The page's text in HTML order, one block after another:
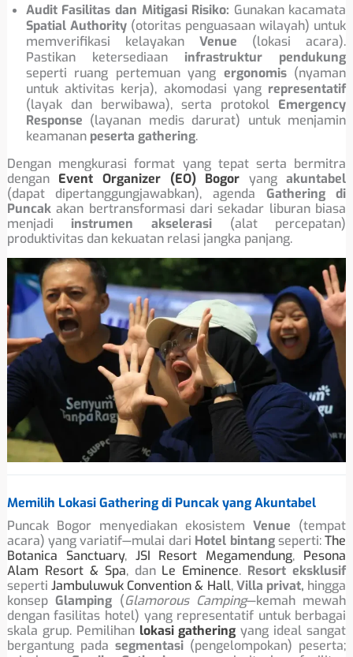
Audit Fasilitas dan Mitigasi Risiko: Gunakan kacamata
Spatial Authority(otoritas penguasaan wilayah) untuk
memverifikasi kelayakan Venue (lokasi acara).
Pastikan ketersediaan infrastruktur pendukung
seperti ruang pertemuan yang ergonomis(nyaman
untuk aktivitas kerja), akomodasi yang representatif
(layak dan berwibawa), serta protokol Emergency
Response (layanan medis darurat) untuk menjamin
keamanan peserta gathering.
Dengan mengkurasi format yang tepat serta bermitra
dengan Event Organizer (EO) Bogor yangakuntabel
(dapat dipertanggungjawabkan), agenda Gathering di
Puncakakan bertransformasi dari sekadar liburan biasa
menjadi instrumen akselerasi (alat percepatan)
produktivitas dan kekuatan relasi jangka panjang.
Memilih Lokasi Gathering di Puncak yang Akuntabel
Puncak Bogor menyediakan ekosistemVenue (tempat
acara) yang variatif—mulai dari Hotel bintangseperti:The
Botanica Sanctuary,JSI Resort Megamendung, Pesona
Alam Resort & Spa, dan Le Eminence. Resort eksklusif
seperti Jambuluwuk Convention & Hall,Villa privat, hingga
konsepGlamping (Glamorous Camping—kemah mewah
dengan fasilitas hotel) yang representatif untuk berbagai
skala grup. Pemilihan lokasi gathering yang ideal sangat
bergantung pada segmentasi (pengelompokan) peserta;